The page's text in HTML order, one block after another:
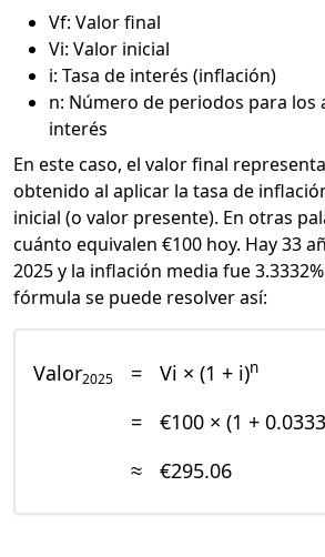
Vf: Valor final
Vi: Valor inicial
i: Tasa de interés (inflación)
n: Número de periodos para los
interés
En este caso, el valor final
obtenido al aplicar la tasa de
inicial (o valor presente). En otras
cuánto equivalen €100 hoy. Hay 33
2025 y la inflación media fue
fórmula se puede resolver así:
Valor2025 = Vi × (1 + i)n
= €100 × (1 +
≈ €295.06